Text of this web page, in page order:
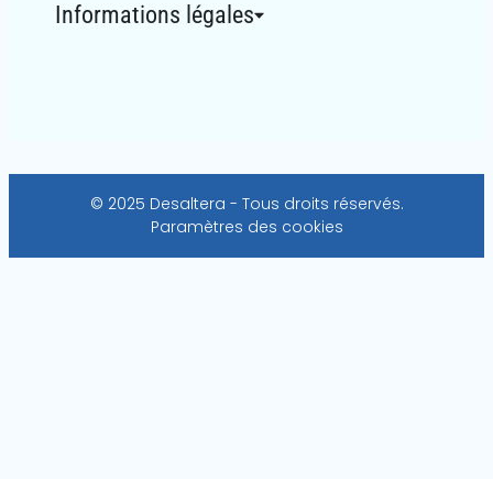
Informations légales
© 2025 Desaltera - Tous droits réservés.
Paramètres des cookies